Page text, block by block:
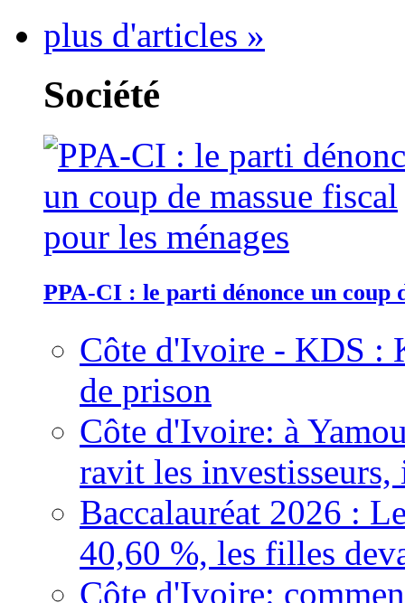
plus d'articles »
Société
PPA-CI : le parti dénonce un coup
Côte d'Ivoire - KDS :
de prison
Côte d'Ivoire: à
ravit les
Baccalauréat 2026 :
40,60 %, les filles
Côte d'Ivoire: